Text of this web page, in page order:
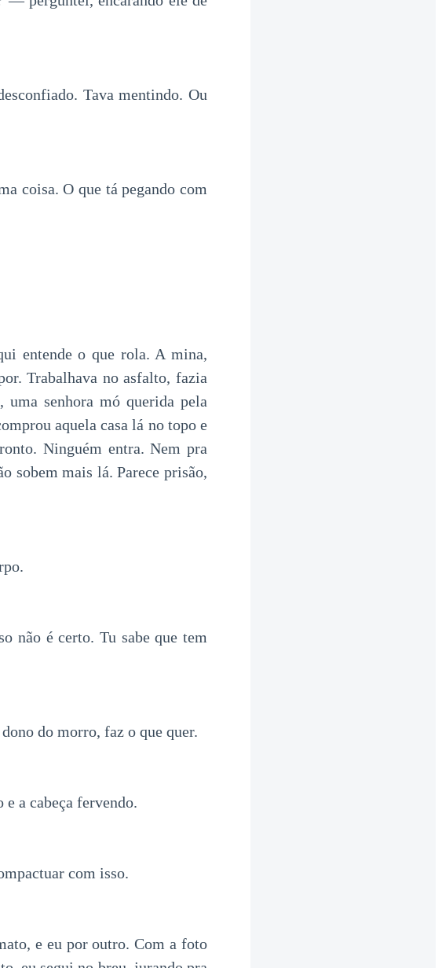
Tava mentindo. Ou
coisa. O que tá pegando com
entende o que rola. A mina,
Trabalhava no asfalto, fazia
uma senhora mó querida pela
aquela casa lá no topo e
Ninguém entra. Nem pra
sobem mais lá. Parece prisão,
não é certo. Tu sabe que tem
do morro, faz o que quer.
a cabeça fervendo.
com isso.
e eu por outro. Com a foto